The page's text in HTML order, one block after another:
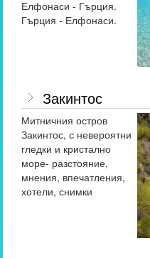
Елфонаси - Гърция.
Гърция - Елфонаси.
Закинтос
Митничния остров
Закинтос, с невероятни
гледки и кристално
море- разстояние,
мнения, впечатления,
хотели, снимки